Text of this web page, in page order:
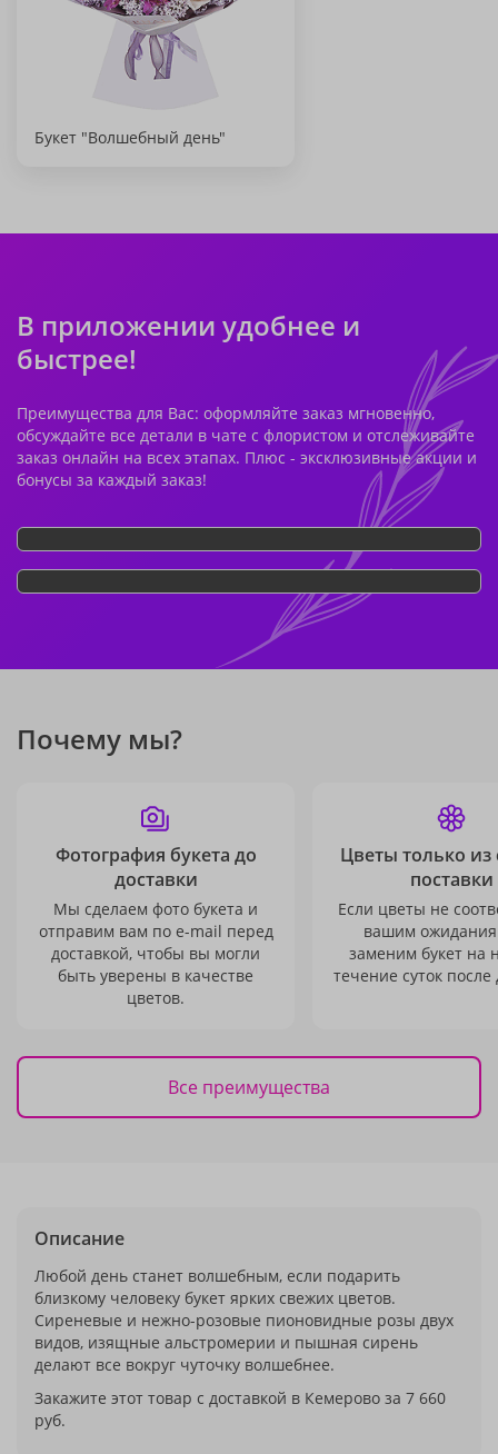
Букет "Волшебный день"
В приложении удобнее и
быстрее!
Преимущества для Вас: оформляйте заказ мгновенно,
обсуждайте все детали в чате с флористом и отслеживайте
заказ онлайн на всех этапах. Плюс - эксклюзивные акции и
бонусы за каждый заказ!
Почему мы?
Фотография букета до
доставки
Мы сделаем фото букета и
отправим вам по e-mail перед
доставкой, чтобы вы могли
быть уверены в качестве
цветов.
Цветы только из
поставки
Если цветы не
вашим
заменим букет на
течение суток после
Все преимущества
Описание
Любой день станет волшебным, если подарить
близкому человеку букет ярких свежих цветов.
Сиреневые и нежно-розовые пионовидные розы двух
видов, изящные альстромерии и пышная сирень
делают все вокруг чуточку волшебнее.
Закажите этот товар с доставкой в Кемерово за 7 660
руб.